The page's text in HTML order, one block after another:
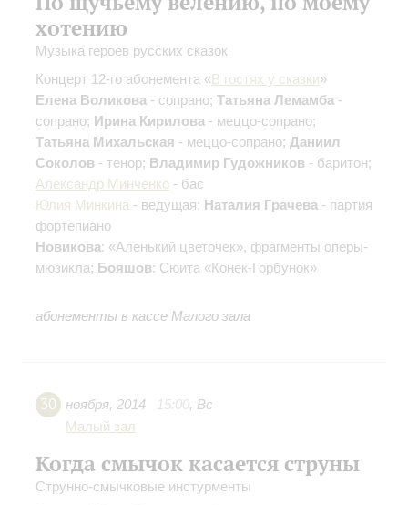
хотению
Музыка героев русских сказок
Концерт 12-го абонемента «В гостях у сказки»
Елена Воликова - сопрано; Татьяна Лемамба -
сопрано; Ирина Кирилова - меццо-сопрано;
Татьяна Михальская - меццо-сопрано; Даниил
Соколов - тенор; Владимир Гудожников - баритон;
Александр Минченко - бас
Юлия Минкина - ведущая; Наталия Грачева - партия
фортепиано
Новикова: «Аленький цветочек», фрагменты оперы-
мюзикла; Бояшов: Сюита «Конек-Горбунок»
абонементы в кассе Малого зала
30 ноября, 2014 15:00, Вс
Малый зал
Когда смычок касается струны
Струнно-смычковые инстурменты